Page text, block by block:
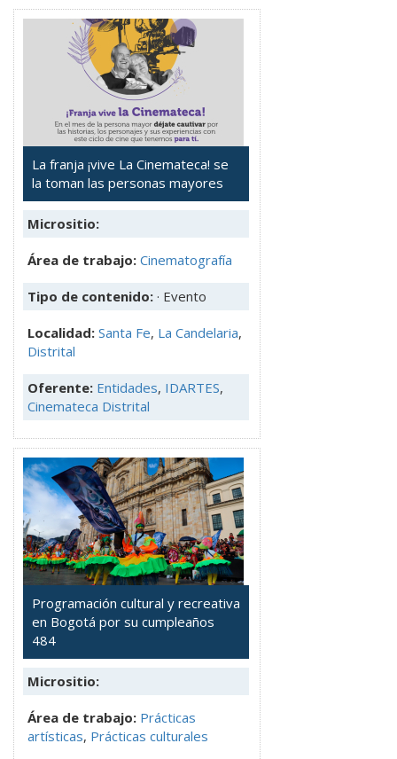
La franja ¡vive La Cinemateca! se
la toman las personas mayores
Micrositio:
Área de trabajo: Cinematografía
Tipo de contenido: · Evento
Localidad: Santa Fe, La Candelaria,
Distrital
Oferente: Entidades, IDARTES,
Cinemateca Distrital
Programación cultural y recreativa
en Bogotá por su cumpleaños
484
Micrositio:
Área de trabajo: Prácticas
artísticas, Prácticas culturales